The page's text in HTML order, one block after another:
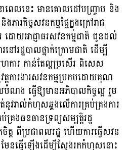
ពេលនេះ មានគោលដៅបញ្រ្ចាប និង
រកិច្ចសវនកម្មផ្ទៃក្នុងក្រៅរាជ
ដោយអាជ្ញាធរសវនកម្មជាតិ ជូនដល់
នៅរដ្ឋបាលថ្នាក់ក្រោមជាតិ ដើម្បី
ការ កាន់តែល្អប្រសើរ ពិសេស
ត្តការងារសវនកម្មប្រកបដោយគុណ
ណង ធ្វើឱ្យមានអភិបាលកិច្ចល្អ រួម
វរាល់កំហុសឆ្គងលើការគ្រប់គ្រងការ
គ្រងធនធានទ្រព្យសម្បត្តិរដ្ឋ
ត ពីប្រជាពលរដ្ឋ ហើយការធ្វើសវន
ធ្វើឡើងដើម្បីស្វែងរកកំហុសនោះ